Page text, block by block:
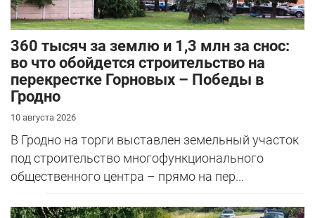
360 тысяч за землю и 1,3 млн за снос:
во что обойдется строительство на
перекрестке Горновых – Победы в
Гродно
10 августа 2026
В Гродно на торги выставлен земельный участок
под строительство многофункционального
общественного центра – прямо на пер...